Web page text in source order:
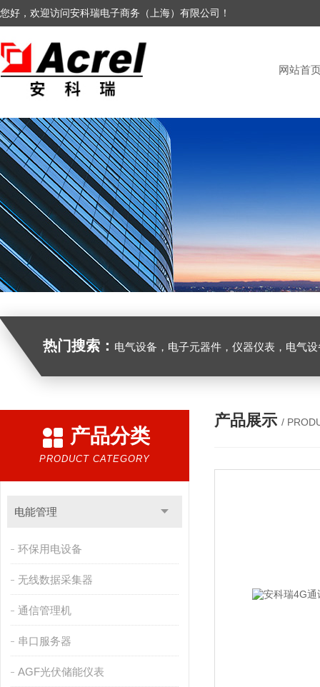
您好，欢迎访问安科瑞电子商务（上海）有限公司！
网站首
热门搜索： 电气设备，电子元器件，仪器仪表，电气
产品分类
PRODUCT CATEGORY
电能管理
环保用电设备
无线数据采集器
通信管理机
串口服务器
AGF光伏储能仪表
产品展示 /